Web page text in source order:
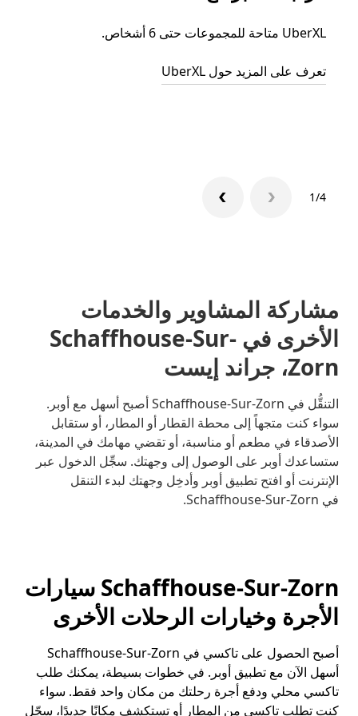
UberXL متاحة للمجموعات حتى 6 أشخاص.
تعرف على المزيد حول UberXL
1/4
مشاركة المشاوير والخدمات
الأخرى في Schaffhouse-Sur-
Zorn، جراند إيست
التنقُّل في Schaffhouse-Sur-Zorn أصبح أسهل مع أوبر.
سواء كنت متجهاً إلى محطة القطار أو المطار، أو ستقابل
الأصدقاء في مطعم أو مناسبة، أو تقضي مهامك في المدينة،
ستساعدك أوبر على الوصول إلى وجهتك. سجِّل الدخول عبر
الإنترنت أو افتح تطبيق أوبر وأدخِل وجهتك لبدء التنقل
في Schaffhouse-Sur-Zorn.
Schaffhouse-Sur-Zorn سيارات
الأجرة وخيارات الرحلات الأخرى
أصبح الحصول على تاكسي في Schaffhouse-Sur-Zorn
أسهل الآن مع تطبيق أوبر. في خطوات بسيطة، يمكنك طلب
تاكسي محلي ودفع أجرة رحلتك من مكان واحد فقط. سواء
كنت تطلب تاكسي من المطار أو تستكشف مكانًا جديدًا، سجّل